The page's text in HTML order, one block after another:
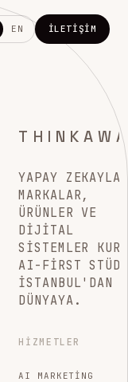
EN İLETIŞIM
YAPAY ZEKAYLA
MARKALAR,
ÜRÜNLER VE
DIJITAL
SISTEMLER
AI-FIRST
İSTANBUL'DAN
DÜNYAYA.
HIZMETLER
AI MARKETING